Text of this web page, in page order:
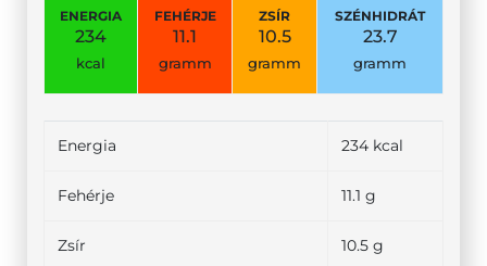
ENERGIA
234
kcal
FEHÉRJE
11.1
gramm
ZSÍR
10.5
gramm
SZÉNHIDRÁT
23.7
gramm
Energia 234 kcal
Fehérje 11.1 g
Zsír 10.5 g